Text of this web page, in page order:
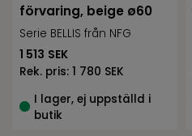
förvaring, beige ø60
Serie BELLIS från NFG
1 513 SEK
Rek. pris: 1 780 SEK
I lager, ej uppställd i
butik